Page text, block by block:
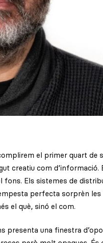
el primer quart de
creatiu com
fons. Els sistemes de
perfecta sorprèn
el què, sinó el com.
presenta una finestra